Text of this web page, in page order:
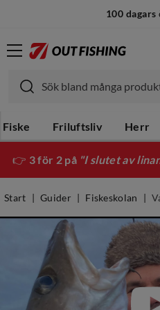
100 dagars
Fiske Friluftsliv Herr
👉 3 för 2 på "I slutet av
Start Guider Fiskeskolan